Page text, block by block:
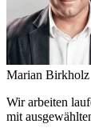
Marian Birkholz
Wir arbeiten
mit